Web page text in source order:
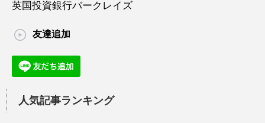
英国投資銀行バークレイズ
友達追加
人気記事ランキング